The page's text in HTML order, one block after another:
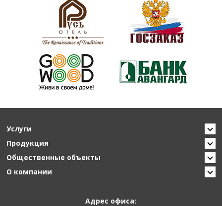
Услуги
Продукция
Общественные объекты
О компании
Адрес офиса: